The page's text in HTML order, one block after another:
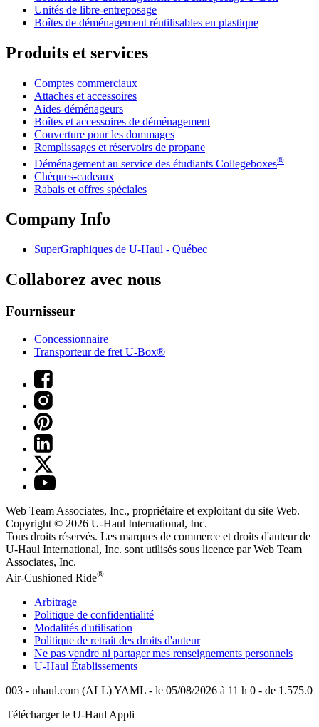
Unités de libre-entreposage
Boîtes de déménagement réutilisables en plastique
Produits et services
Comptes commerciaux
Attaches et accessoires
Aides-déménageurs
Boîtes et accessoires de déménagement
Couverture pour les dommages
Remplissages et réservoirs de propane
Déménagement au service des étudiants Collegeboxes®
Chèques-cadeaux
Rabais et offres spéciales
Company Info
SuperGraphiques de U-Haul - Québec
Collaborez avec nous
Fournisseur
Concessionnaire
Transporteur de fret U-Box®
Web Team Associates, Inc., propriétaire et exploitant du site Web.
Copyright © 2026 U-Haul International, Inc.
Tous droits réservés. Les marques de commerce et droits d'auteur de
U-Haul International, Inc. sont utilisés sous licence par Web Team
Associates, Inc.
Air-Cushioned Ride®
Arbitrage
Politique de confidentialité
Modalités d'utilisation
Politique de retrait des droits d'auteur
Ne pas vendre ni partager mes renseignements personnels
U-Haul Établissements
003 - uhaul.com (ALL) YAML - le 05/08/2026 à 11 h 0 - de 1.575.0
Télécharger le U-Haul Appli